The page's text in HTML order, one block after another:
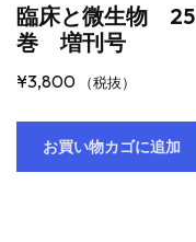
臨床と微生物 25
巻 増刊号
¥3,800 （税抜）
お買い物カゴに追加